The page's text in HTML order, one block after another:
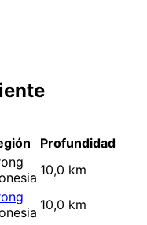
Profundidad
10,0 km
10,0 km